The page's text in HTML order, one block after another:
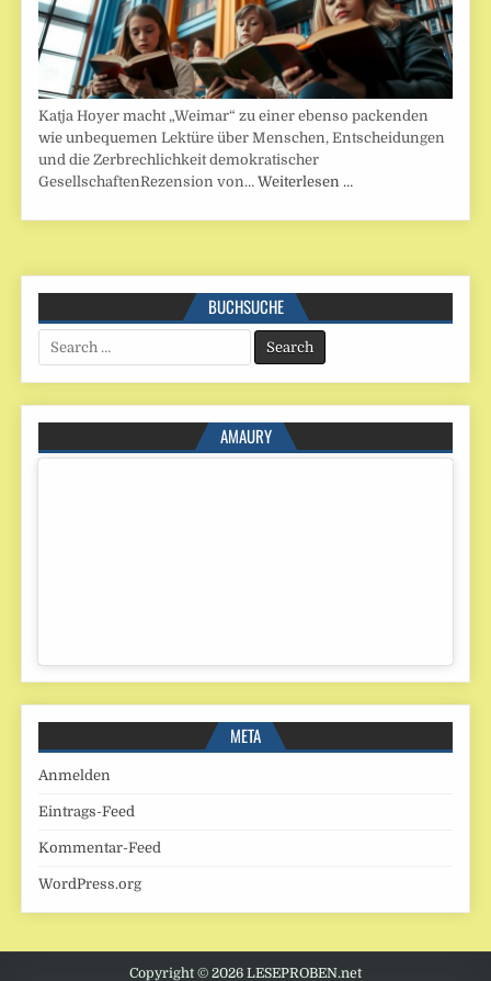
Katja Hoyer macht „Weimar“ zu einer ebenso packenden
wie unbequemen Lektüre über Menschen, Entscheidungen
und die Zerbrechlichkeit demokratischer
GesellschaftenRezension von…Weiterlesen …
BUCHSUCHE
Search
for:
AMAURY
META
Anmelden
Eintrags-Feed
Kommentar-Feed
WordPress.org
Copyright © 2026 LESEPROBEN.net